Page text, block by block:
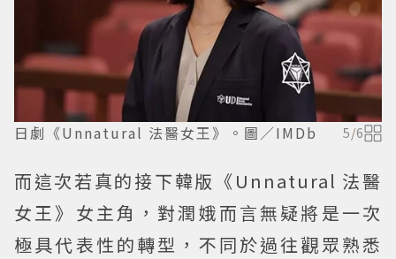
日劇《Unnatural 法醫女王》。圖／IMDb 5/6
而這次若真的接下韓版《Unnatural 法醫
女王》女主角，對潤娥而言無疑將是一次
極具代表性的轉型，不同於過往觀眾熟悉